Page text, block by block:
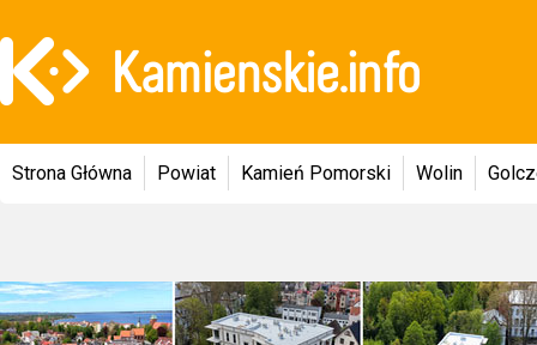
Strona Główna Powiat Kamień Pomorski Wolin